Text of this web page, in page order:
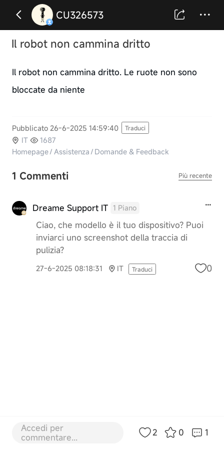
CU326573
Il robot non cammina dritto
Il robot non cammina dritto. Le ruote non sono
bloccate da niente
Pubblicato 26-6-2025 14:59:40 Traduci
IT
1687
Homepage/ Assistenza/ Domande & Feedback
1 Commenti Più recente
Dreame Support IT 1 Piano
Ciao, che modello è il tuo dispositivo? Puoi
inviarci uno screenshot della traccia di
pulizia?
27-6-2025 08:18:31 IT Traduci 0
Accedi per
commentare...
2 0 1